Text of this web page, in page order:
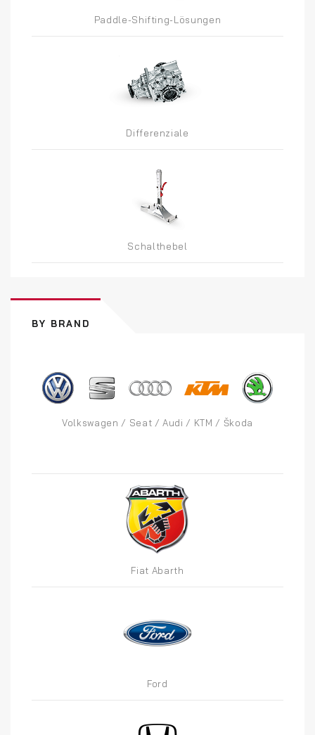
Paddle-Shifting-Lösungen
Differenziale
Schalthebel
BY BRAND
Volkswagen / Seat / Audi / KTM / Škoda
Fiat Abarth
Ford